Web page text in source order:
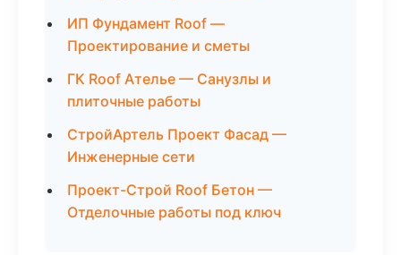
ИП Фундамент Roof —
Проектирование и сметы
ГК Roof Ателье — Санузлы и
плиточные работы
СтройАртель Проект Фасад —
Инженерные сети
Проект-Строй Roof Бетон —
Отделочные работы под ключ